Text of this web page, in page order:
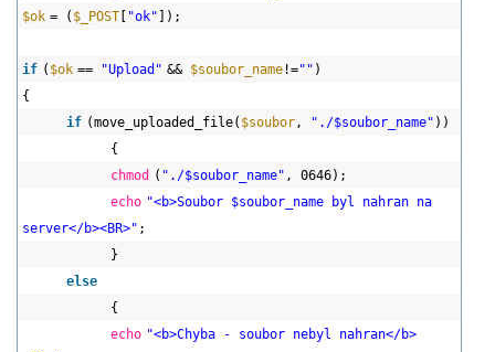
$ok = ( $_POST "ok" ]);
if ( $ok == "Upload" && $soubor_name !="" )
{
if (move_uploaded_file( $soubor, "./$soubor_name" ))
{
chmod ( "./$soubor_name" , 0646);
echo "<b>Soubor $soubor_name byl nahran na
server</b><BR>" ;
}
else
{
echo "<b>Chyba - soubor nebyl nahran</b>